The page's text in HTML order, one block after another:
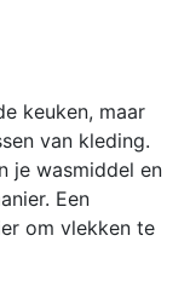
keuken, maar
van kleding.
je wasmiddel en
Een
om vlekken te